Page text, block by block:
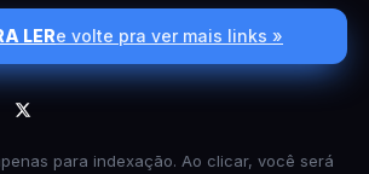
LERe volte pra ver mais links »
para indexação. Ao clicar, você será